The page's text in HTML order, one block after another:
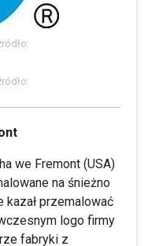
we Fremont (USA)
na śnieżno
kazał przemalować
logo firmy
fabryki z